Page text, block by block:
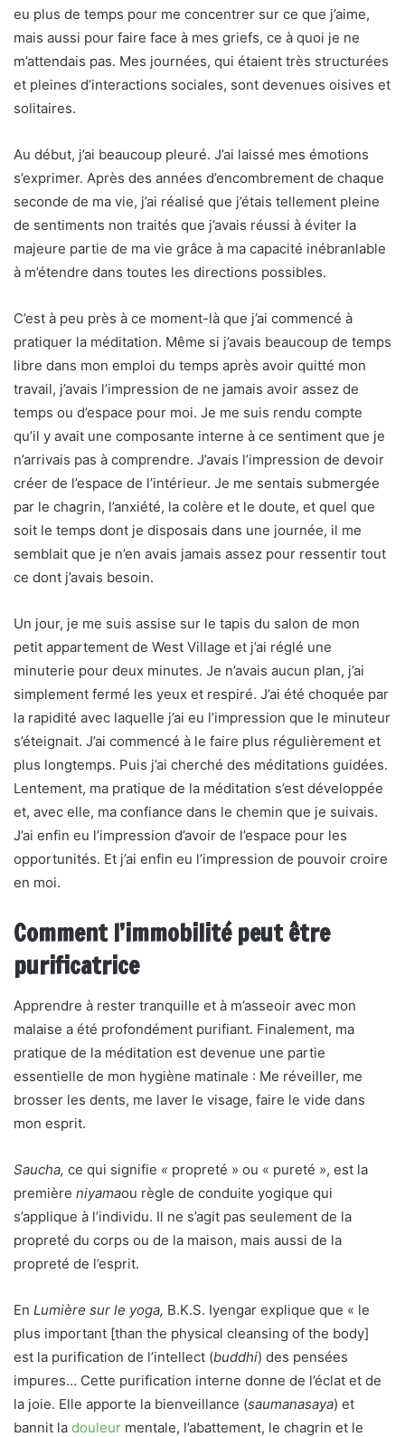
eu plus de temps pour me concentrer sur ce que j’aime,
mais aussi pour faire face à mes griefs, ce à quoi je ne
m’attendais pas. Mes journées, qui étaient très structurées
et pleines d’interactions sociales, sont devenues oisives et
solitaires.
Au début, j’ai beaucoup pleuré. J’ai laissé mes émotions
s’exprimer. Après des années d’encombrement de chaque
seconde de ma vie, j’ai réalisé que j’étais tellement pleine
de sentiments non traités que j’avais réussi à éviter la
majeure partie de ma vie grâce à ma capacité inébranlable
à m’étendre dans toutes les directions possibles.
C’est à peu près à ce moment-là que j’ai commencé à
pratiquer la méditation. Même si j’avais beaucoup de temps
libre dans mon emploi du temps après avoir quitté mon
travail, j’avais l’impression de ne jamais avoir assez de
temps ou d’espace pour moi. Je me suis rendu compte
qu’il y avait une composante interne à ce sentiment que je
n’arrivais pas à comprendre. J’avais l’impression de devoir
créer de l’espace de l’intérieur. Je me sentais submergée
par le chagrin, l’anxiété, la colère et le doute, et quel que
soit le temps dont je disposais dans une journée, il me
semblait que je n’en avais jamais assez pour ressentir tout
ce dont j’avais besoin.
Un jour, je me suis assise sur le tapis du salon de mon
petit appartement de West Village et j’ai réglé une
minuterie pour deux minutes. Je n’avais aucun plan, j’ai
simplement fermé les yeux et respiré. J’ai été choquée par
la rapidité avec laquelle j’ai eu l’impression que le minuteur
s’éteignait. J’ai commencé à le faire plus régulièrement et
plus longtemps. Puis j’ai cherché des méditations guidées.
Lentement, ma pratique de la méditation s’est développée
et, avec elle, ma confiance dans le chemin que je suivais.
J’ai enfin eu l’impression d’avoir de l’espace pour les
opportunités. Et j’ai enfin eu l’impression de pouvoir croire
en moi.
Comment l’immobilité peut être
purificatrice
Apprendre à rester tranquille et à m’asseoir avec mon
malaise a été profondément purifiant. Finalement, ma
pratique de la méditation est devenue une partie
essentielle de mon hygiène matinale : Me réveiller, me
brosser les dents, me laver le visage, faire le vide dans
mon esprit.
Saucha, ce qui signifie « propreté » ou « pureté », est la
première niyamaou règle de conduite yogique qui
s’applique à l’individu. Il ne s’agit pas seulement de la
propreté du corps ou de la maison, mais aussi de la
propreté de l’esprit.
En Lumière sur le yoga, B.K.S. Iyengar explique que « le
plus important [than the physical cleansing of the body]
est la purification de l’intellect (buddhi) des pensées
impures… Cette purification interne donne de l’éclat et de
la joie. Elle apporte la bienveillance (saumanasaya) et
bannit la douleur mentale, l’abattement, le chagrin et le